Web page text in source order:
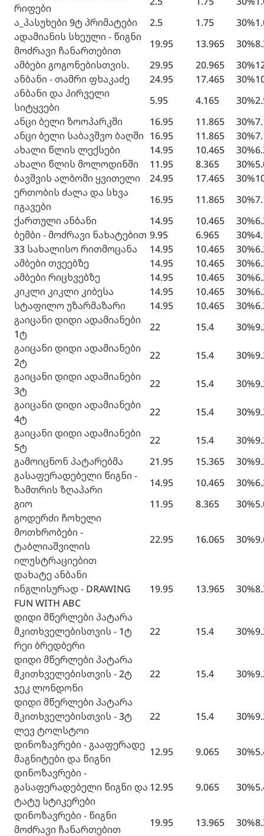
რიფები
ა_პასუხები 9ტ პრიმატები
2.5 1.75 30%
ადამიანის სხეული - წიგნი
მოძრავი ჩანართებით
19.95 13.965 30%
ამბები გოგონებისთვის.
29.95 20.965 30%
ანბანი - თამრი ფხაკაძე
24.95 17.465 30%
ანბანი და პირველი
სიტყვები
5.95 4.165 30%
ანცი ბელი ზოოპარკში
16.95 11.865 30%
ანცი ბელი საბავშვო ბაღში 16.95 11.865 30%
ახალი წლის ლექსები
14.95 10.465 30%
ახალი წლის მოლოდინში
11.95 8.365 30%
ბავშვის ალბომი ყვითელი
24.95 17.465 30%
ერთობის ძალა და სხვა
იგავები
16.95 11.865 30%
ქართული ანბანი
14.95 10.465 30%
ბემბი - მოძრავი ნახატებით 9.95 6.965 30%
33 სახალისო რითმოცანა
14.95 10.465 30%
ამბები თვეებზე
14.95 10.465 30%
ამბები რიცხვებზე
14.95 10.465 30%
კიკლი კიკლი კიბესა
14.95 10.465 30%
სტაფილო უზარმაზარი
14.95 10.465 30%
გაიცანი დიდი ადამიანები
1ტ
22 15.4 30%
გაიცანი დიდი ადამიანები
2ტ
22 15.4 30%
გაიცანი დიდი ადამიანები
3ტ
22 15.4 30%
გაიცანი დიდი ადამიანები
4ტ
22 15.4 30%
გაიცანი დიდი ადამიანები
5ტ
22 15.4 30%
გამოიცნონ პატარებმა
21.95 15.365 30%
გასაფერადებელი წიგნი -
ზამთრის ზღაპარი
14.95 10.465 30%
გიო
11.95 8.365 30%
გოდერძი ჩოხელი
მოთხრობები -
ტაბლიაშვილის
ილუსტრაციებით
22.95 16.065 30%
დახატე ანბანი
ინგლისურად - DRAWING
FUN WITH ABC
19.95 13.965 30%
დიდი მწერლები პატარა
მკითხველებისთვის - 1ტ
რეი ბრედბერი
22 15.4 30%
დიდი მწერლები პატარა
მკითხველებისთვის - 2ტ
ჯეკ ლონდონი
22 15.4 30%
დიდი მწერლები პატარა
მკითხველებისთვის - 3ტ
ლევ ტოლსტოი
22 15.4 30%
დინოზავრები - გააფერადე
მაგნიტები და წიგნი
12.95 9.065 30%
დინოზავრები -
გასაფერადებელი წიგნი და
ტატუ სტიკერები
12.95 9.065 30%
დინოზავრები - წიგნი
მოძრავი ჩანართებით
19.95 13.965 30%